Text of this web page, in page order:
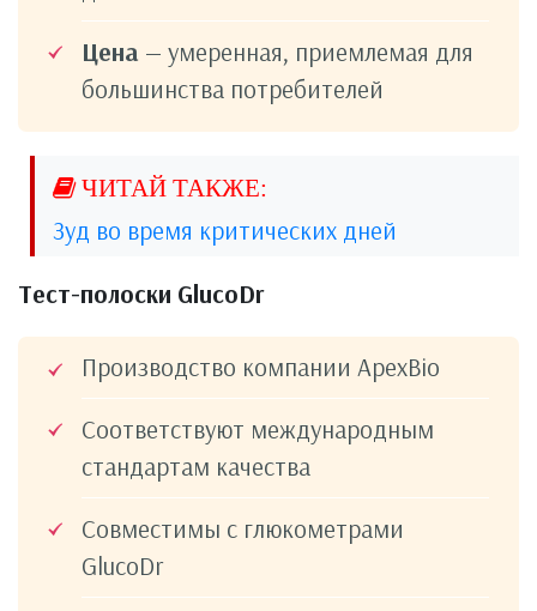
Цена — умеренная, приемлемая для
большинства потребителей
Зуд во время критических дней
Тест-полоски GlucoDr
Производство компании ApexBio
Соответствуют международным
стандартам качества
Совместимы с глюкометрами
GlucoDr